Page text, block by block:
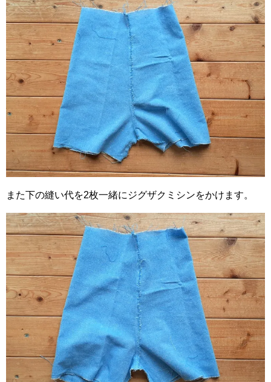
また下の縫い代を2枚一緒にジグザクミシンをかけます。